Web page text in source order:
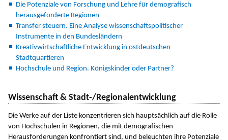
Die Potenziale von Forschung und Lehre für demografisch
herausgeforderte Regionen
Transfer steuern. Eine Analyse wissenschaftspolitischer
Instrumente in den Bundesländern
Kreativwirtschaftliche Entwicklung in ostdeutschen
Stadtquartieren
Hochschule und Region. Königskinder oder Partner?
Wissenschaft & Stadt-/Regionalentwicklung
Die Werke auf der Liste konzentrieren sich hauptsächlich auf die Rolle
von Hochschulen in Regionen, die mit demografischen
Herausforderungen konfrontiert sind, und beleuchten ihre Potenziale